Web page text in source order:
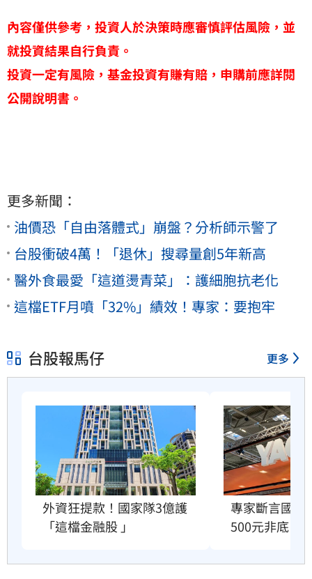
內容僅供參考，投資人於決策時應審慎評估風險，並
就投資結果自行負責。
投資一定有風險，基金投資有賺有賠，申購前應詳閱
公開說明書。
更多新聞：
油價恐「自由落體式」崩盤？分析師示警了
台股衝破4萬！「退休」搜尋量創5年新高
醫外食最愛「這道燙青菜」：護細胞抗老化
這檔ETF月噴「32%」績效！專家：要抱牢
台股報馬仔 更多
外資狂提款！國家隊3億護
「這檔金融股 」
專家斷言國巨
500元非底